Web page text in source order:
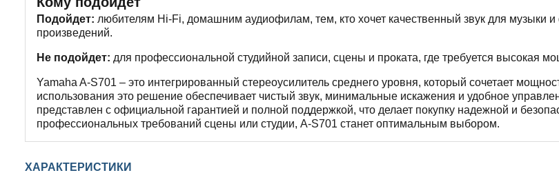
Подойдет: любителям Hi-Fi, домашним аудиофилам, тем, кто хочет качественный звук для музыки
произведений.
Не подойдет: для профессиональной студийной записи, сцены и проката, где требуется высокая
Yamaha A-S701 – это интегрированный стереоусилитель среднего уровня, который сочетает
использования это решение обеспечивает чистый звук, минимальные искажения и удобное
представлен с официальной гарантией и полной поддержкой, что делает покупку надежной и
профессиональных требований сцены или студии, A-S701 станет оптимальным выбором.
ХАРАКТЕРИСТИКИ